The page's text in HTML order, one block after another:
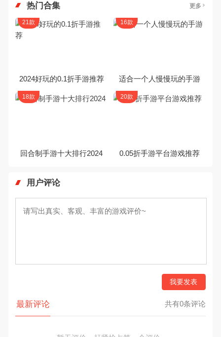
热门合集 更多
2024好玩的0.1折手游推荐
21款
适合一个人慢慢玩的手游
16款
回合制手游十大排行2024
18款
0.05折手游平台游戏推荐
20款
用户评论
我要发表
最新评论 共有0条评论